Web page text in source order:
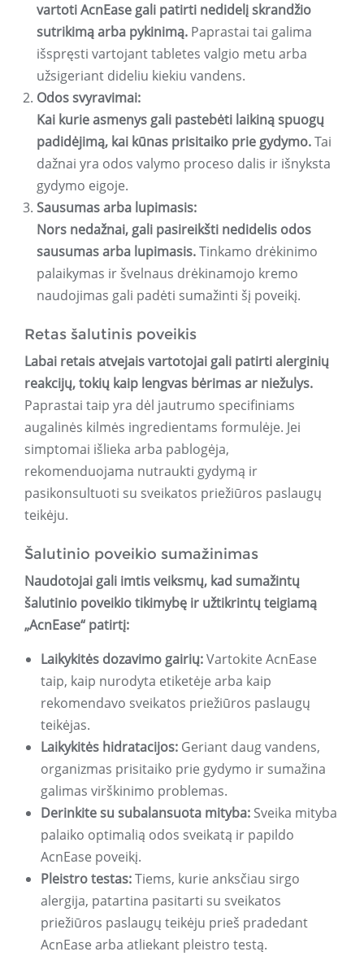
vartoti AcnEase gali patirti nedidelį skrandžio
sutrikimą arba pykinimą. Paprastai tai galima
išspręsti vartojant tabletes valgio metu arba
užsigeriant dideliu kiekiu vandens.
Odos svyravimai:
Kai kurie asmenys gali pastebėti laikiną spuogų
padidėjimą, kai kūnas prisitaiko prie gydymo.Tai
dažnai yra odos valymo proceso dalis ir išnyksta
gydymo eigoje.
Sausumas arba lupimasis:
Nors nedažnai, gali pasireikšti nedidelis odos
sausumas arba lupimasis.Tinkamo drėkinimo
palaikymas ir švelnaus drėkinamojo kremo
naudojimas gali padėti sumažinti šį poveikį.
Retas šalutinis poveikis
Labai retais atvejais vartotojai gali patirti alerginių
reakcijų, tokių kaip lengvas bėrimas ar niežulys.
Paprastai taip yra dėl jautrumo specifiniams
augalinės kilmės ingredientams formulėje. Jei
simptomai išlieka arba pablogėja,
rekomenduojama nutraukti gydymą ir
pasikonsultuoti su sveikatos priežiūros paslaugų
teikėju.
Šalutinio poveikio sumažinimas
Naudotojai gali imtis veiksmų, kad sumažintų
šalutinio poveikio tikimybę ir užtikrintų teigiamą
„AcnEase“ patirtį:
Laikykitės dozavimo gairių:Vartokite AcnEase
taip, kaip nurodyta etiketėje arba kaip
rekomendavo sveikatos priežiūros paslaugų
teikėjas.
Laikykitės hidratacijos: Geriant daug vandens,
organizmas prisitaiko prie gydymo ir sumažina
galimas virškinimo problemas.
Derinkite su subalansuota mityba: Sveika mityba
palaiko optimalią odos sveikatą ir papildo
AcnEase poveikį.
Pleistro testas:Tiems, kurie anksčiau sirgo
alergija, patartina pasitarti su sveikatos
priežiūros paslaugų teikėju prieš pradedant
AcnEase arba atliekant pleistro testą.